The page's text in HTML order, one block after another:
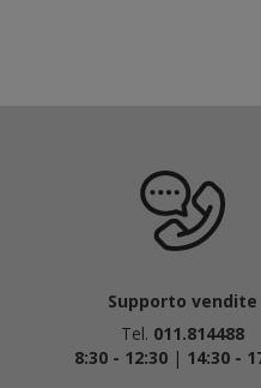
Supporto vendite
Tel. 011.814488
8:30 - 12:30 | 14:30 -